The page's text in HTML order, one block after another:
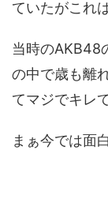
ていたがこれ
当時のAKB48
の中で歳も離
てマジでキレ
まぁ今では面